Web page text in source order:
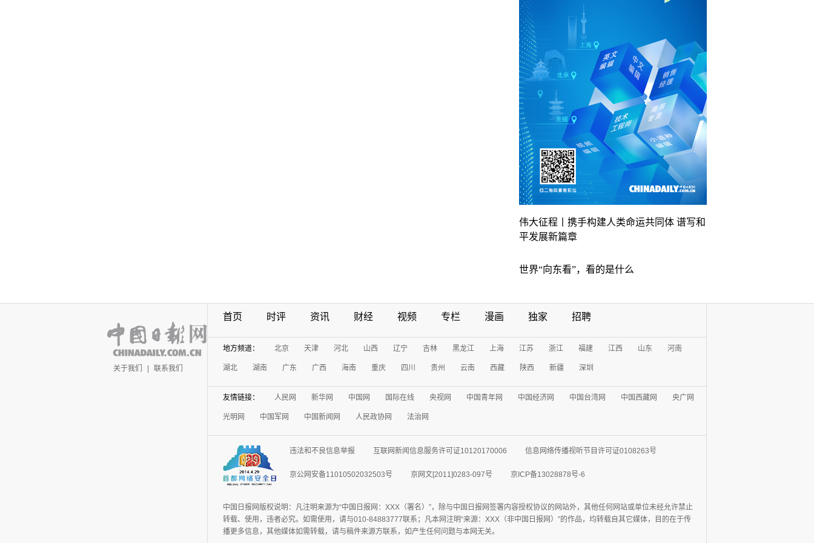
伟大征程丨携手构建人类命运共同体 谱写和
平发展新篇章
世界“向东看”，看的是什么
关于我们 联系我们
首页 时评 资讯 财经 视频 专栏 漫画 独家 招聘
地方频道： 北京 天津 河北 山西 辽宁 吉林 黑龙江 上海 江苏 浙江 福建 江西 山东 河南
湖北 湖南 广东 广西 海南 重庆 四川 贵州 云南 西藏 陕西 新疆 深圳
友情链接： 人民网 新华网 中国网 国际在线 央视网 中国青年网 中国经济网 中国台湾网 中国西藏网 央广网
光明网 中国军网 中国新闻网 人民政协网 法治网
违法和不良信息举报 互联网新闻信息服务许可证10120170006 信息网络传播视听节目许可证0108263号
京公网安备11010502032503号 京网文[2011]0283-097号 京ICP备13028878号-6
中国日报网版权说明：凡注明来源为“中国日报网：XXX（署名）”，除与中国日报网签署内容授权协议的网站外，其他任何网站或单位未经允许禁止
转载、使用，违者必究。如需使用，请与010-84883777联系；凡本网注明“来源：XXX（非中国日报网）”的作品，均转载自其它媒体，目的在于传
播更多信息，其他媒体如需转载，请与稿件来源方联系，如产生任何问题与本网无关。